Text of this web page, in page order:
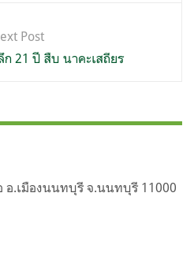
Post
21 ปี สืบ นาคะเสถียร
อ.เมืองนนทบุรี จ.นนทบุรี 11000